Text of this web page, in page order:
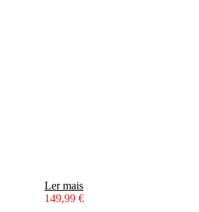
Ler mais
149,99 €